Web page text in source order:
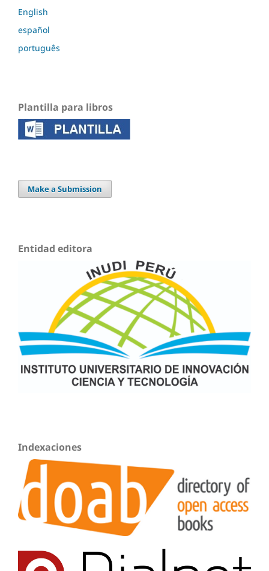
English
español
português
Plantilla para libros
Make a Submission
Entidad editora
Indexaciones